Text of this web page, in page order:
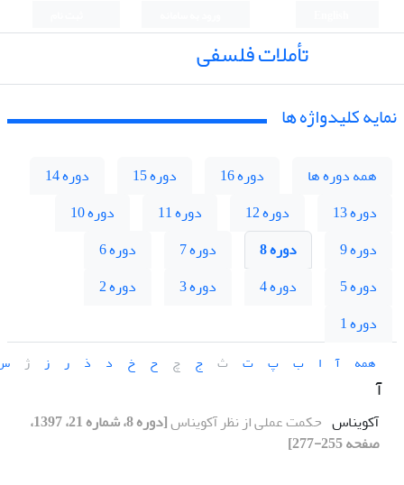
تأملات فلسفی
نمایه کلیدواژه ها
همه دوره ها دوره 16 دوره 15
دوره 14
دوره 13
دوره 12 دوره 11
دوره 10
دوره 9
دوره 8 دوره 7
دوره 6
دوره 5
دوره 4 دوره 3
دوره 2
دوره 1
همه آ ا ب پ ت ث ج چ ح خ د ذ ر ز ژ
آ
آکویناس حکمت عملی از نظر آکویناس
[دوره 8، شماره 21، 1397،
صفحه 255-277]